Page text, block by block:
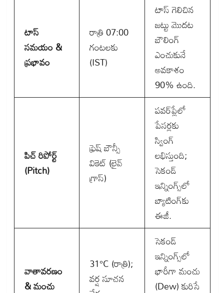
టాస్
సమయం &
ప్రభావం
రాత్రి 07:00
గంటలకు
(IST)
టాస్ గెలిచిన
జట్టు మొదట
బౌలింగ్
ఎంచుకునే
అవకాశం
90% ఉంది.
పిచ్ రిపోర్ట్
(Pitch)
ఫ్రెష్ బౌన్సీ
వికెట్ (లైవ్
గ్రాస్)
పవర్‌ప్లేలో
పేసర్లకు
స్వింగ్
లభిస్తుంది;
సెకండ్
ఇన్నింగ్స్‌లో
బ్యాటింగ్‌కు
ఈజీ.
వాతావరణం
& మంచు
31°C (రాత్రి);
వర్ష సూచన
సెకండ్
ఇన్నింగ్స్‌లో
భారీగా మంచు
(Dew) కురిసే